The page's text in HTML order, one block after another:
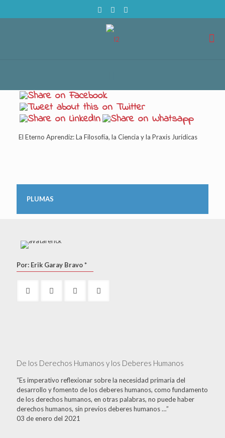
El Eterno Aprendiz: La Filosofía, la Ciencia y la Praxis Jurídicas
PLUMAS
Por: Erik Garay Bravo *
De los Derechos Humanos y los Deberes Humanos
“Es imperativo reflexionar sobre la necesidad primaria del
desarrollo y fomento de los deberes humanos, como fundamento
de los derechos humanos, en otras palabras, no puede haber
derechos humanos, sin previos deberes humanos …”
03 de enero del 2021